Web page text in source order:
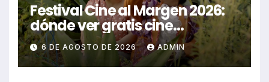
Festival Cine al Margen 2026:
dónde ver gratis cine
mexicano independiente en
CDMX y en línea
6 DE AGOSTO DE 2026 ADMIN